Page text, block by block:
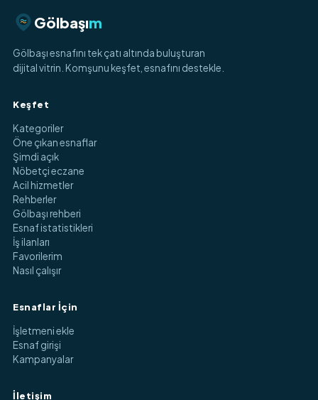
Gölbaşım
Gölbaşı esnafını tek çatı altında buluşturan
dijital vitrin. Komşunu keşfet, esnafını destekle.
Keşfet
Kategoriler
Öne çıkan esnaflar
Şimdi açık
Nöbetçi eczane
Acil hizmetler
Rehberler
Gölbaşı rehberi
Esnaf istatistikleri
İş ilanları
Favorilerim
Nasıl çalışır
Esnaflar İçin
İşletmeni ekle
Esnaf girişi
Kampanyalar
İletişim